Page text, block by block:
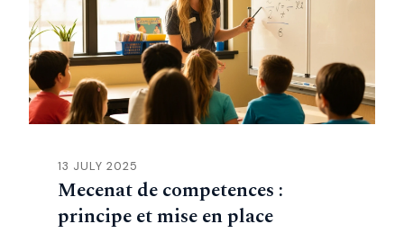
13 JULY 2025
Mecenat de competences :
principe et mise en place